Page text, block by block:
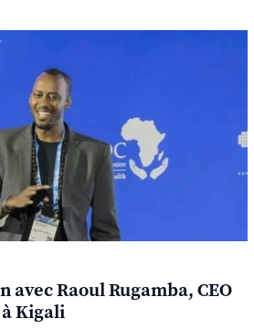
Raoul Rugamba, CEO
Kigali